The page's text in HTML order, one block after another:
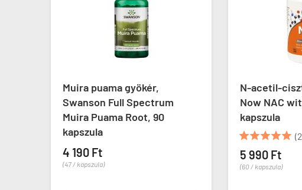
Muira puama gyökér,
Swanson Full Spectrum
Muira Puama Root, 90
kapszula
4 190 Ft
(47 / kapszula)
N-acetil-
Now NAC
kapszula

5 990 Ft
(60 / kapszula)